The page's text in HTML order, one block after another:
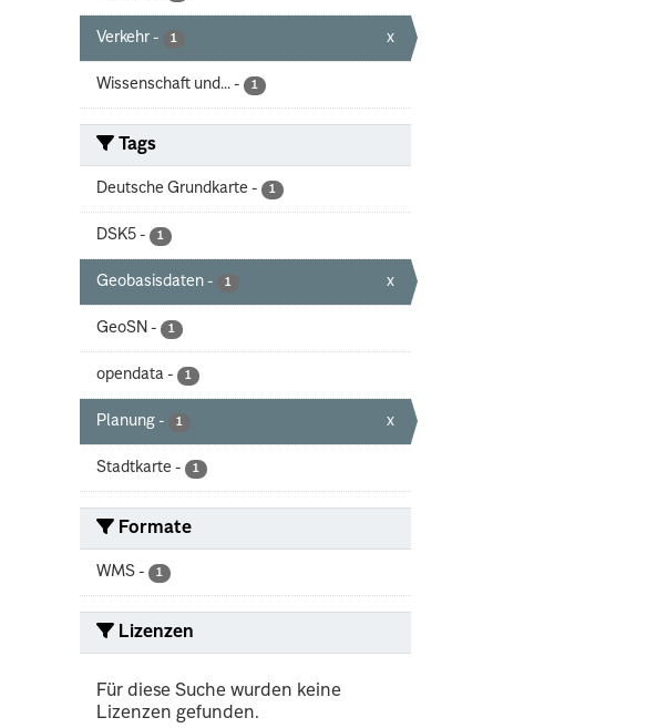
Verkehr - 1 x
Wissenschaft und... - 1
Tags
Deutsche Grundkarte - 1
DSK5 - 1
Geobasisdaten - 1 x
GeoSN - 1
opendata - 1
Planung - 1 x
Stadtkarte - 1
Formate
WMS - 1
Lizenzen
Für diese Suche wurden keine
Lizenzen gefunden.